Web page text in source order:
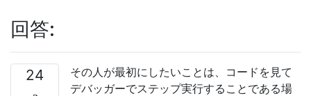
回答:
24
その人が最初にしたいことは、コードを見て
デバッガーでステップ実行することである場